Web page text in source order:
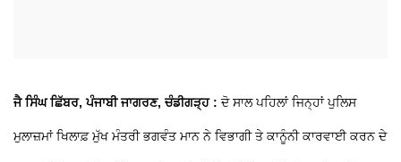
ਜੈ ਸਿੰਘ ਛਿੱਬਰ, ਪੰਜਾਬੀ ਜਾਗਰਣ, ਚੰਡੀਗੜ੍ਹ :ਦੋ ਸਾਲ ਪਹਿਲਾਂ ਜਿਨ੍ਹਾਂ ਪੁਲਿਸ
ਮੁਲਾਜ਼ਮਾਂ ਖਿਲਾਫ਼ ਮੁੱਖ ਮੰਤਰੀ ਭਗਵੰਤ ਮਾਨ ਨੇ ਵਿਭਾਗੀ ਤੇ ਕਾਨੂੰਨੀ ਕਾਰਵਾਈ ਕਰਨ ਦੇ